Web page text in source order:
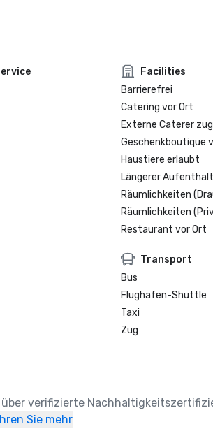
Facilities
Barrierefrei
Catering vor Ort
Externe Caterer
Geschenkboutique
Haustiere erlaubt
Längerer Aufenthalt
Räumlichkeiten
Räumlichkeiten
Restaurant vor Ort
Transport
Bus
Flughafen-Shuttle
Taxi
Zug
verifizierte
Sie mehr